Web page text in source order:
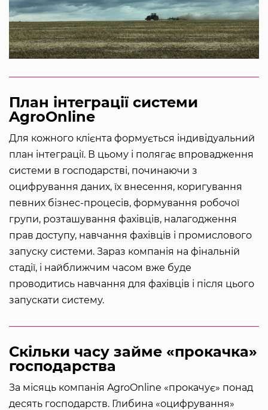
План інтеграції системи
AgroOnline
Для кожного клієнта формується індивідуальний
план інтеграції. В цьому і полягає впровадження
системи в господарстві, починаючи з
оцифрування даних, їх внесення, коригування
певних бізнес-процесів, формування робочої
групи, розташування фахівців, налагодження
прав доступу, навчання фахівців і промислового
запуску системи. Зараз компанія на фінальній
стадії, і найближчим часом вже буде
проводитись навчання для фахівців і після цього
запускати систему.
Скільки часу займе «прокачка»
господарства
За місяць компанія AgroOnline «прокачує» понад
десять господарств. Глибина «оцифрування»